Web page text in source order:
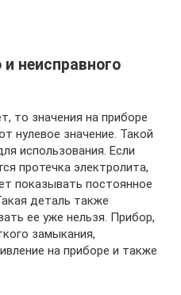
неисправного
то значения на приборе
нулевое значение. Такой
использования. Если
протечка электролита,
показывать постоянное
деталь также
ее уже нельзя. Прибор,
замыкания,
на приборе и также